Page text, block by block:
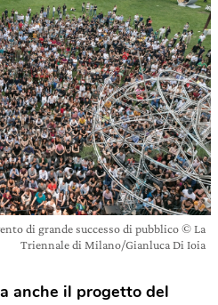
di grande successo di pubblico © La
Triennale di Milano/Gianluca Di Ioia
anche il progetto del